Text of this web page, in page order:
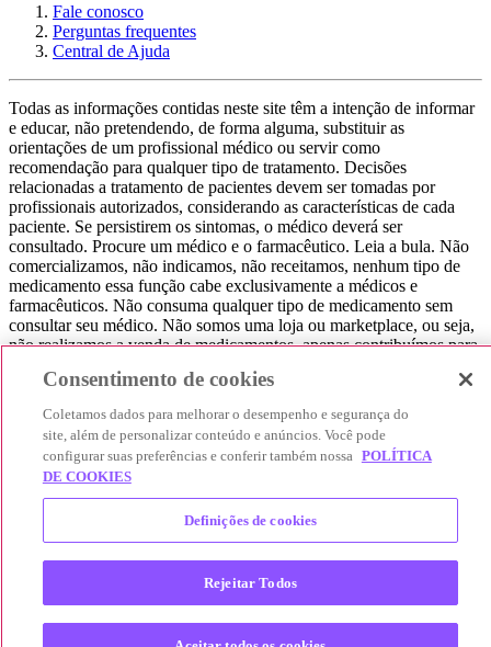
Fale conosco
Perguntas frequentes
Central de Ajuda
Todas as informações contidas neste site têm a intenção de informar
e educar, não pretendendo, de forma alguma, substituir as
orientações de um profissional médico ou servir como
recomendação para qualquer tipo de tratamento. Decisões
relacionadas a tratamento de pacientes devem ser tomadas por
profissionais autorizados, considerando as características de cada
paciente. Se persistirem os sintomas, o médico deverá ser
consultado. Procure um médico e o farmacêutico. Leia a bula. Não
comercializamos, não indicamos, não receitamos, nenhum tipo de
medicamento essa função cabe exclusivamente a médicos e
farmacêuticos. Não consuma qualquer tipo de medicamento sem
consultar seu médico. Não somos uma loja ou marketplace, ou seja,
não realizamos a venda de medicamentos, apenas contribuímos para
produtos farmacêuticos. Contribuímos e damos auxílio para que sua
acontece nos sites das nossas lojas parceiras.
© 2025 Afya Participações S.A. - todos os direitos reservados.
Alameda Lorena, 269 - Jardim Paulista - São Paulo / SP - CEP.:
01424-001 - CNPJ 23.399.329/0002-53.
Consentimento de cookies
Coletamos dados para melhorar o desempenho e segurança do
site, além de personalizar conteúdo e anúncios. Você pode
configurar suas preferências e conferir também nossa POLÍTICA
DE COOKIES
Definições de cookies
Rejeitar Todos